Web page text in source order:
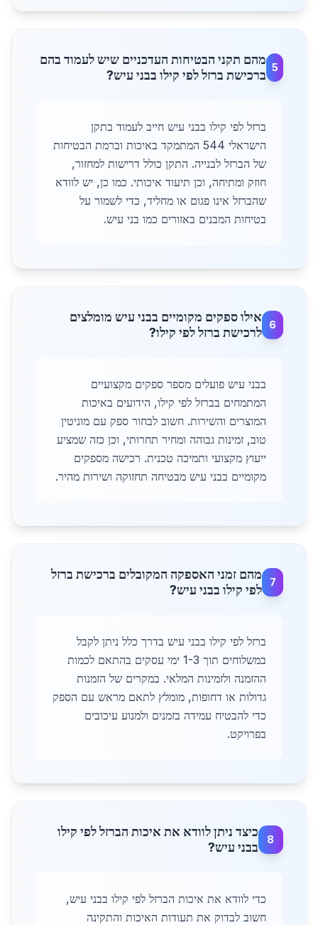
5
מהם תקני הבטיחות העדכניים שיש לעמוד בהם
ברכישת ברזל לפי קילו בבני עיש?
ברזל לפי קילו בבני עיש חייב לעמוד בתקן
הישראלי 544 המתמקד באיכות וברמת הבטיחות
של הברזל לבנייה. התקן כולל דרישות למחזור,
חוזק ומתיחה, וכן תיעוד איכותי. כמו כן, יש לוודא
שהברזל אינו פגום או מחליד, כדי לשמור על
בטיחות המבנים באזורים כמו בני עיש.
6
אילו ספקים מקומיים בבני עיש מומלצים
לרכישת ברזל לפי קילו?
בבני עיש פועלים מספר ספקים מקצועיים
המתמחים בברזל לפי קילו, הידועים באיכות
המוצרים והשירות. חשוב לבחור ספק עם מוניטין
טוב, זמינות גבוהה ומחיר תחרותי, וכן כזה שמציע
ייעוץ מקצועי ותמיכה טכנית. רכישה מספקים
מקומיים בבני עיש מבטיחה תחזוקה ושירות מהיר.
7
מהם זמני האספקה המקובלים ברכישת ברזל
לפי קילו בבני עיש?
ברזל לפי קילו בבני עיש בדרך כלל ניתן לקבל
במשלוחים תוך 1-3 ימי עסקים בהתאם לכמות
ההזמנה ולזמינות המלאי. במקרים של הזמנות
גדולות או דחופות, מומלץ לתאם מראש עם הספק
כדי להבטיח עמידה בזמנים ולמנוע עיכובים
בפרויקט.
8
כיצד ניתן לוודא את איכות הברזל לפי קילו
בבני עיש?
כדי לוודא את איכות הברזל לפי קילו בבני עיש,
חשוב לבדוק את תעודות האיכות והתקינה